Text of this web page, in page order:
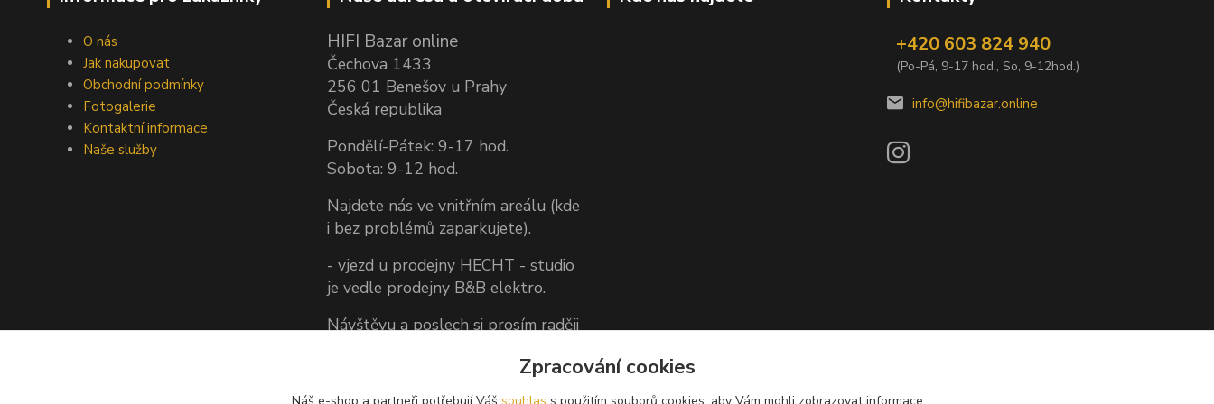
O nás
Jak nakupovat
Obchodní podmínky
Fotogalerie
Kontaktní informace
Naše služby
HIFI Bazar online
Čechova 1433
256 01 Benešov u Prahy
Česká republika
Pondělí-Pátek: 9-17 hod.
Sobota: 9-12 hod.
Najdete nás ve vnitřním areálu (kde
i bez problémů zaparkujete).
- vjezd u prodejny HECHT - studio
je vedle prodejny B&B elektro.
Návštěvu a poslech si prosím raději
(Jezdíme k zákazníkům, nemůžeme
vám tedy zaručit, že nás vždy
+420 603 824 940
(Po-Pá, 9-17 hod., So, 9-12hod.)
info@hifibazar.online
Zpracování cookies